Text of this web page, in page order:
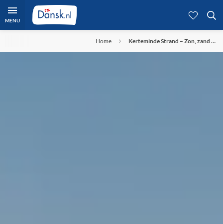
MENU
Home Kerteminde Strand – Zon, zand …